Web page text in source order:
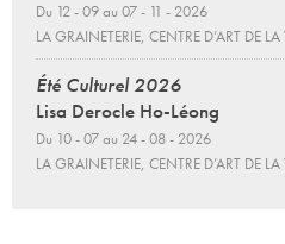
Du 12 - 09 au 07 - 11 - 2026
LA GRAINETERIE, CENTRE D’ART DE LA
Été Culturel 2026
Lisa Derocle Ho-Léong
Du 10 - 07 au 24 - 08 - 2026
LA GRAINETERIE, CENTRE D’ART DE LA